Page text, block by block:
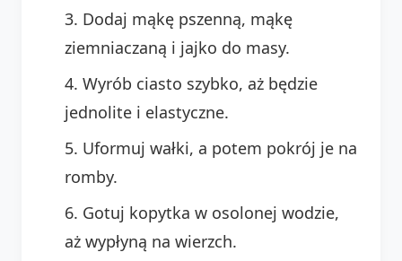
Dodaj mąkę pszenną, mąkę
ziemniaczaną i jajko do masy.
Wyrób ciasto szybko, aż będzie
jednolite i elastyczne.
Uformuj wałki, a potem pokrój je na
romby.
Gotuj kopytka w osolonej wodzie,
aż wypłyną na wierzch.